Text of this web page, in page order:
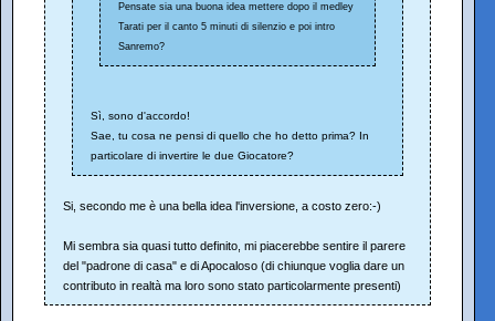
Pensate sia una buona idea mettere dopo il medley
Tarati per il canto 5 minuti di silenzio e poi intro
Sanremo?
Sì, sono d'accordo!
Sae, tu cosa ne pensi di quello che ho detto prima? In
particolare di invertire le due Giocatore?
Si, secondo me è una bella idea l'inversione, a costo zero:-)
Mi sembra sia quasi tutto definito, mi piacerebbe sentire il parere
del "padrone di casa" e di Apocaloso (di chiunque voglia dare un
contributo in realtà ma loro sono stato particolarmente presenti)